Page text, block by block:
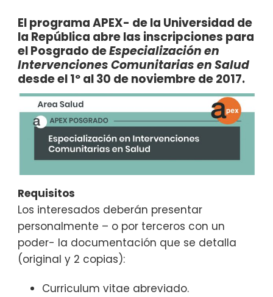
El programa APEX- de la Universidad de
la República abre las inscripciones para
el Posgrado deEspecialización en
Intervenciones Comunitarias en Salud
desde el 1º al 30 de noviembre de 2017.
Requisitos
Los interesados deberán presentar
personalmente – o por terceros con un
poder- la documentación que se detalla
(original y 2 copias):
Curriculum vitae abreviado.